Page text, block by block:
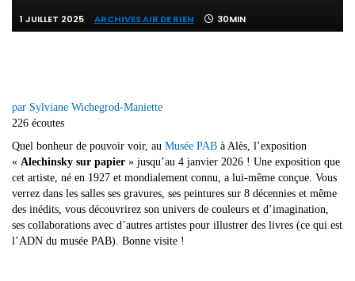
1 JUILLET 2025 ARCHIVES AIR DE RIEN 30MIN
par Sylviane Wichegrod-Maniette
226 écoutes
Quel bonheur de pouvoir voir, au Musée PAB à Alès, l’exposition
« Alechinsky sur papier » jusqu’au 4 janvier 2026 ! Une exposition que
cet artiste, né en 1927 et mondialement connu, a lui-même conçue. Vous
verrez dans les salles ses gravures, ses peintures sur 8 décennies et même
des inédits, vous découvrirez son univers de couleurs et d’imagination,
ses collaborations avec d’autres artistes pour illustrer des livres (ce qui est
l’ADN du musée PAB). Bonne visite !